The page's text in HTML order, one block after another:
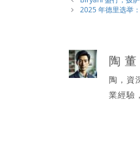
2025 年德里选举
陶 董
陶，資
業經驗